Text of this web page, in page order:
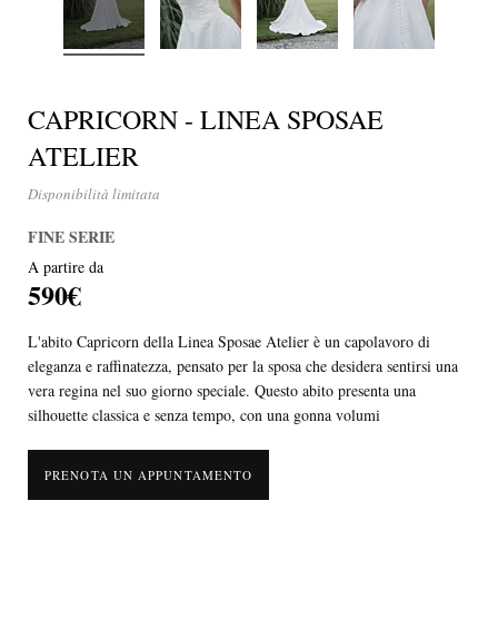
CAPRICORN - LINEA SPOSAE
ATELIER
Disponibilità limitata
FINE SERIE
A partire da
590€
L'abito Capricorn della Linea Sposae Atelier è un capolavoro di
eleganza e raffinatezza, pensato per la sposa che desidera sentirsi una
vera regina nel suo giorno speciale. Questo abito presenta una
silhouette classica e senza tempo, con una gonna volumi
PRENOTA UN APPUNTAMENTO